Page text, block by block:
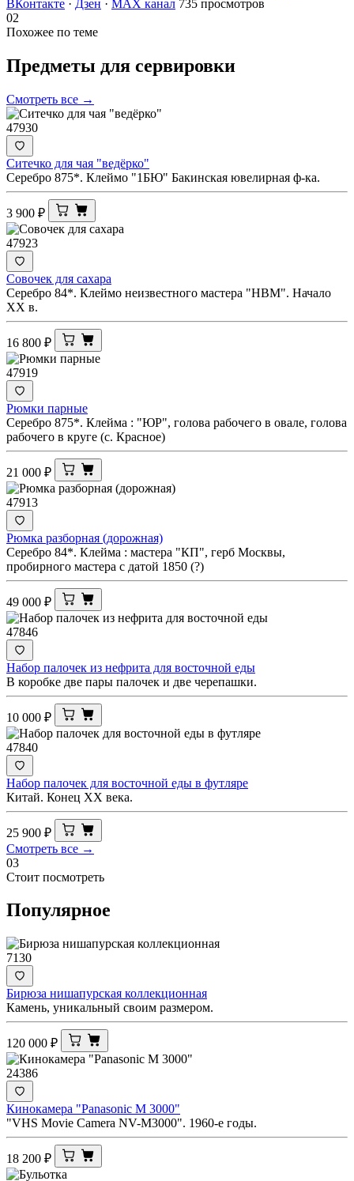
ВКонтакте · Дзен · MAX канал 735 просмотров
02
Похожее по теме
Предметы для сервировки
Смотреть все →
47930
Ситечко для чая "ведёрко"
Серебро 875*. Клеймо "1БЮ" Бакинская ювелирная ф-ка.
3 900 ₽
47923
Совочек для сахара
Серебро 84*. Клеймо неизвестного мастера "НВМ". Начало
XX в.
16 800 ₽
47919
Рюмки парные
Серебро 875*. Клейма : "ЮР", голова рабочего в овале, голова
рабочего в круге (с. Красное)
21 000 ₽
47913
Рюмка разборная (дорожная)
Серебро 84*. Клейма : мастера "КП", герб Москвы,
пробирного мастера с датой 1850 (?)
49 000 ₽
47846
Набор палочек из нефрита для восточной еды
В коробке две пары палочек и две черепашки.
10 000 ₽
47840
Набор палочек для восточной еды в футляре
Китай. Конец ХХ века.
25 900 ₽
Смотреть все →
03
Стоит посмотреть
Популярное
7130
Бирюза нишапурская коллекционная
Камень, уникальный своим размером.
120 000 ₽
24386
Кинокамера "Panasonic M 3000"
"VHS Movie Camera NV-M3000". 1960-е годы.
18 200 ₽